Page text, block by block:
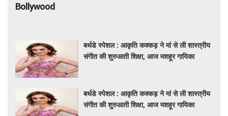
Bollywood
बर्थडे स्पेशल : आकृति कक्कड़ ने मां से ली शास्त्रीय
संगीत की शुरुआती शिक्षा, आज मशहूर गायिका
बर्थडे स्पेशल : आकृति कक्कड़ ने मां से ली शास्त्रीय
संगीत की शुरुआती शिक्षा, आज मशहूर गायिका